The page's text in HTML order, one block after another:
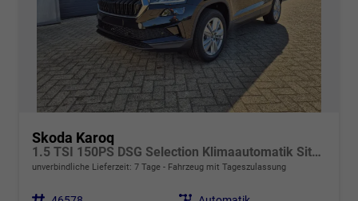
Skoda Karoq
1.5 TSI 150PS DSG Selection Klimaautomatik Sitzheizung Lenkradheizung ACC PDC v+h Rückf.Kamera abg.Scheiben Apple CarPlay Android Auto 17"LM
unverbindliche Lieferzeit: 7 Tage Fahrzeug mit Tageszulassung